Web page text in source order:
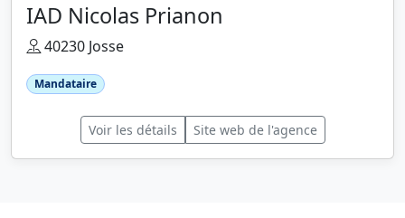
IAD Nicolas Prianon
40230 Josse
Mandataire
Voir les détails Site web de l'agence